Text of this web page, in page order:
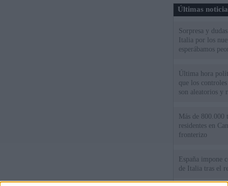
Últimas
Sorpresa y
Italia por los
esperábamos
Última hora
que los
son aleatorios y
Más de 800.000
residentes en
fronterizo
España impone
de Italia tras el